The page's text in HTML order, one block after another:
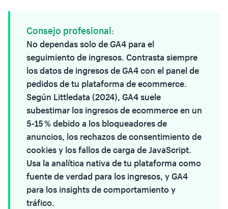
Consejo profesional:
No dependas solo de GA4 para el
seguimiento de ingresos. Contrasta siempre
los datos de ingresos de GA4 con el panel de
pedidos de tu plataforma de ecommerce.
Según Littledata (2024), GA4 suele
subestimar los ingresos de ecommerce en un
5-15 % debido a los bloqueadores de
anuncios, los rechazos de consentimiento de
cookies y los fallos de carga de JavaScript.
Usa la analítica nativa de tu plataforma como
fuente de verdad para los ingresos, y GA4
para los insights de comportamiento y
tráfico.